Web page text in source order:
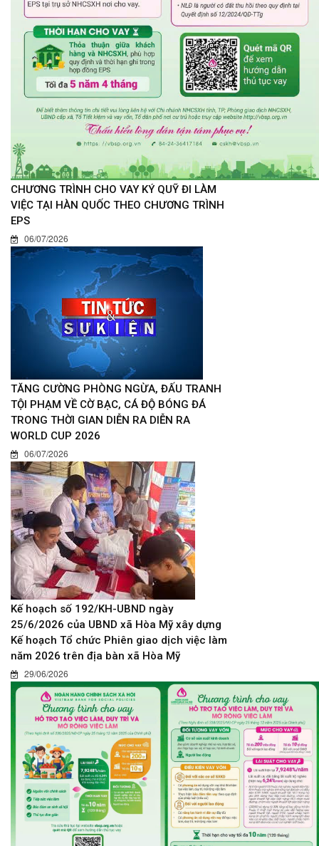
CHƯƠNG TRÌNH CHO VAY KÝ QUỸ ĐI LÀM
VIỆC TẠI HÀN QUỐC THEO CHƯƠNG TRÌNH
EPS
06/07/2026
TĂNG CƯỜNG PHÒNG NGỪA, ĐẤU TRANH
TỘI PHẠM VỀ CỜ BẠC, CÁ ĐỘ BÓNG ĐÁ
TRONG THỜI GIAN DIỄN RA DIỄN RA
WORLD CUP 2026
06/07/2026
Kế hoạch số 192/KH-UBND ngày
25/6/2026 của UBND xã Hòa Mỹ xây dựng
Kế hoạch Tổ chức Phiên giao dịch việc làm
năm 2026 trên địa bàn xã Hòa Mỹ
29/06/2026